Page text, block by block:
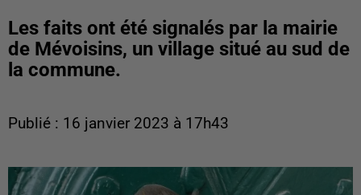
Les faits ont été signalés par la mairie
de Mévoisins, un village situé au sud de
la commune.
Publié : 16 janvier 2023 à 17h43